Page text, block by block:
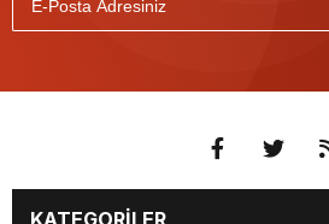
KATEGORİLER